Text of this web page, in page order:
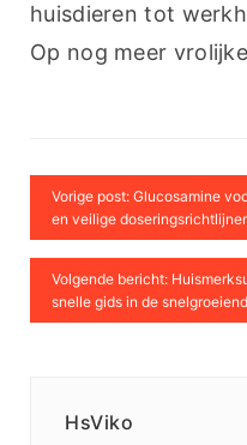
huisdieren tot
Op nog meer
Vorige post: Glucosamine
en veilige
Volgende bericht:
snelle gids in de
HsViko